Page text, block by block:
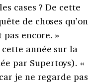
cases ? De cette
de choses qu’on
pas encore. »
année sur la
par Supertoys). «
je ne regarde pas